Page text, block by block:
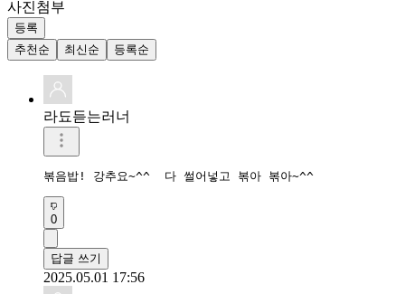
사진첨부
등록
추천순
최신순 등록순
라됴듣는러너
볶음밥! 강추요~^^  다 썰어넣고 볶아 볶아~^^
0
답글 쓰기
2025.05.01 17:56